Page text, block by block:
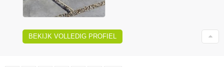
BEKIJK VOLLEDIG PROFIEL